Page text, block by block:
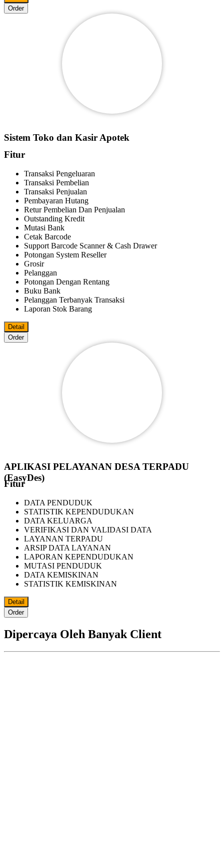
Order
Sistem Toko dan Kasir Apotek
Fitur
Transaksi Pengeluaran
Transaksi Pembelian
Transaksi Penjualan
Pembayaran Hutang
Retur Pembelian Dan Penjualan
Outstanding Kredit
Mutasi Bank
Cetak Barcode
Support Barcode Scanner & Cash Drawer
Potongan System Reseller
Grosir
Pelanggan
Potongan Dengan Rentang
Buku Bank
Pelanggan Terbanyak Transaksi
Laporan Stok Barang
Detail
Order
APLIKASI PELAYANAN DESA TERPADU
(EasyDes)
Fitur
DATA PENDUDUK
STATISTIK KEPENDUDUKAN
DATA KELUARGA
VERIFIKASI DAN VALIDASI DATA
LAYANAN TERPADU
ARSIP DATA LAYANAN
LAPORAN KEPENDUDUKAN
MUTASI PENDUDUK
DATA KEMISKINAN
STATISTIK KEMISKINAN
Detail
Order
Dipercaya Oleh Banyak Client